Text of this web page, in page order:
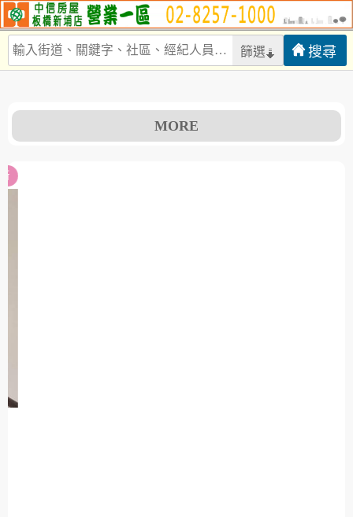
篩選
MORE